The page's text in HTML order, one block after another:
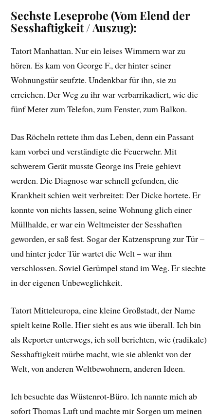
Sechste Leseprobe (Vom Elend der
Sesshaftigkeit / Auszug):
Tatort Manhattan. Nur ein leises Wimmern war zu
hören. Es kam von George F., der hinter seiner
Wohnungstür seufzte. Undenkbar für ihn, sie zu
erreichen. Der Weg zu ihr war verbarrikadiert, wie die
fünf Meter zum Telefon, zum Fenster, zum Balkon.
Das Röcheln rettete ihm das Leben, denn ein Passant
kam vorbei und verständigte die Feuerwehr. Mit
schwerem Gerät musste George ins Freie gehievt
werden. Die Diagnose war schnell gefunden, die
Krankheit schien weit verbreitet: Der Dicke hortete. Er
konnte von nichts lassen, seine Wohnung glich einer
Müllhalde, er war ein Weltmeister der Sesshaften
geworden, er saß fest. Sogar der Katzensprung zur Tür –
und hinter jeder Tür wartet die Welt – war ihm
verschlossen. Soviel Gerümpel stand im Weg. Er siechte
in der eigenen Unbeweglichkeit.
Tatort Mitteleuropa, eine kleine Großstadt, der Name
spielt keine Rolle. Hier sieht es aus wie überall. Ich bin
als Reporter unterwegs, ich soll berichten, wie (radikale)
Sesshaftigkeit mürbe macht, wie sie ablenkt von der
Welt, von anderen Weltbewohnern, anderen Ideen.
Ich besuchte das Wüstenrot-Büro. Ich nannte mich ab
sofort Thomas Luft und machte mir Sorgen um meinen